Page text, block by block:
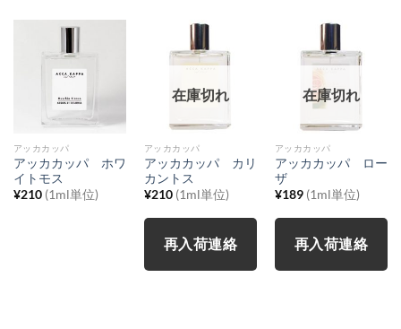
アッカカッパ
アッカカッパ ホワ
イトモス
¥210 (1ml単位)
在庫切れ
アッカカッパ
アッカカッパ カリ
カントス
¥210 (1ml単位)
再入荷連絡
在庫切れ
アッカカッパ
アッカカッパ ロー
ザ
¥189 (1ml単位)
再入荷連絡